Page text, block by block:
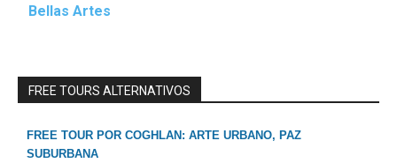
Bellas Artes
FREE TOURS ALTERNATIVOS
FREE TOUR POR COGHLAN: ARTE URBANO, PAZ
SUBURBANA